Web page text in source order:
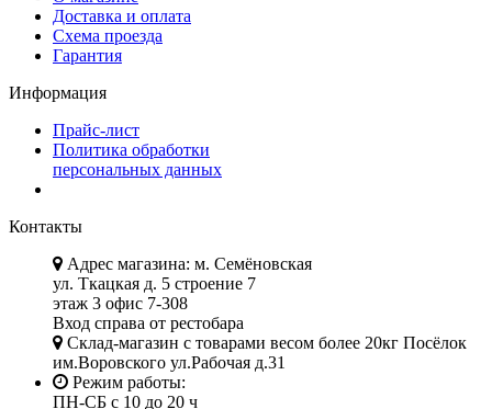
Доставка и оплата
Схема проезда
Гарантия
Информация
Прайс-лист
Политика обработки
персональных данных
Контакты
Адрес магазина: м. Семёновская
ул. Ткацкая д. 5 строение 7
этаж 3 офис 7-308
Вход справа от рестобара
Склад-магазин с товарами весом более 20кг Посёлок
им.Воровского ул.Рабочая д.31
Режим работы:
ПН-СБ с 10 до 20 ч